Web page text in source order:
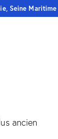
Seine Maritime